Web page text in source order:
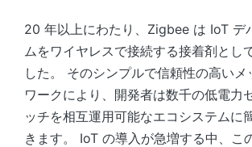
20 年以上にわたり、Zigbee は IoT デ
ムをワイヤレスで接続する接着剤とし
した。 そのシンプルで信頼性の高いメ
ワークにより、開発者は数千の低電力
ッチを相互運用可能なエコシステムに
きます。 IoT の導入が急増する中、こ